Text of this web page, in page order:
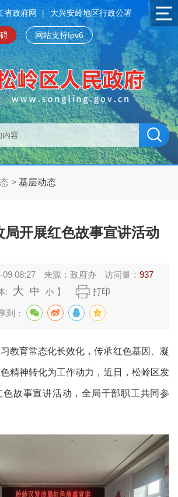
省政府网 | 大兴安岭地区行政公署
网站支持Ipv6
> 基层动态
局开展红色故事宣讲活动
09 08:27 来源：政府办 访问量：937
:
大 中 小 】 打印
到：
教育常态化长效化，传承红色基因、凝
精神转化为工作动力，近日 ，松岭区发
色故事宣讲活动，全局干部职工共同参